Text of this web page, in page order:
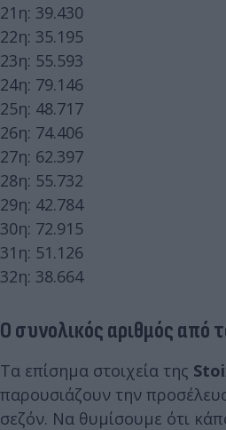
21η: 39.430
22η: 35.195
23η: 55.593
24η: 79.146
25η: 48.717
26η: 74.406
27η: 62.397
28η: 55.732
29η: 42.784
30η: 72.915
31η: 51.126
32η: 38.664
Ο συνολικός αριθμός από
Τα επίσημα στοιχεία της
παρουσιάζουν την
σεζόν. Να θυμίσουμε ότι